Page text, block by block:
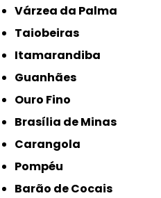
Várzea da Palma
Taiobeiras
Itamarandiba
Guanhães
Ouro Fino
Brasília de Minas
Carangola
Pompéu
Barão de Cocais